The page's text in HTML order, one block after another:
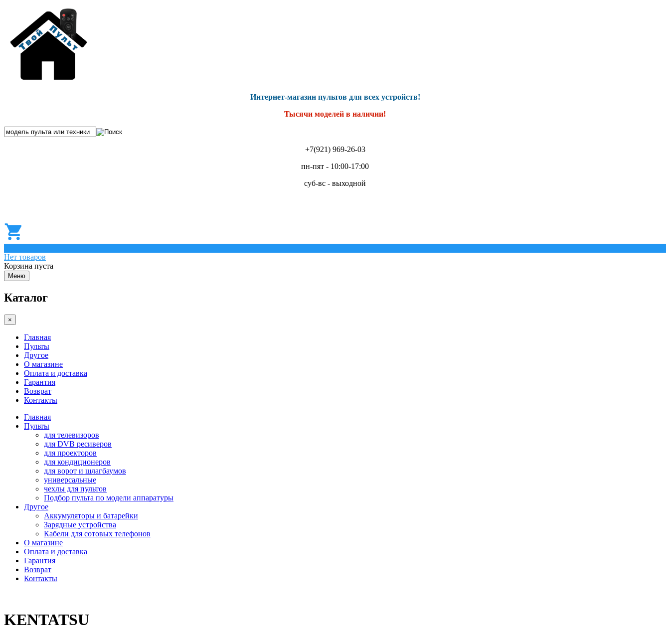
Интернет-магазин пультов для всех устройств!
Тысячи моделей в наличии!
+7(921) 969-26-03
пн-пят - 10:00-17:00
суб-вс - выходной
Нет товаров
Корзина пуста
Меню
Каталог
×
Главная
Пульты
Другое
О магазине
Оплата и доставка
Гарантия
Возврат
Контакты
Главная
Пульты
для телевизоров
для DVB ресиверов
для проекторов
для кондиционеров
для ворот и шлагбаумов
универсальные
чехлы для пультов
Подбор пульта по модели аппаратуры
Другое
Аккумуляторы и батарейки
Зарядные устройства
Кабели для сотовых телефонов
О магазине
Оплата и доставка
Гарантия
Возврат
Контакты
KENTATSU